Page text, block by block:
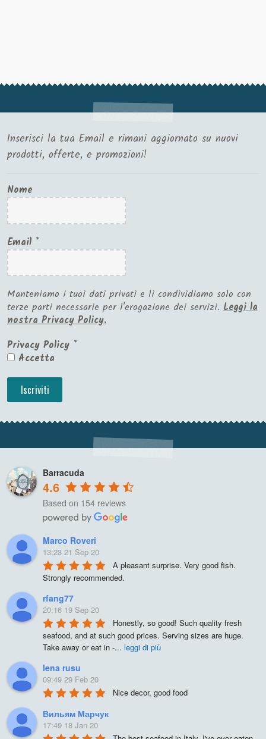
Inserisci la tua Email e rimani aggiornato su nuovi
prodotti, offerte, e promozioni!
Nome
Email *
Manteniamo i tuoi dati privati e li condividiamo solo con
terze parti necessarie per l'erogazione dei servizi. Leggi la
nostra Privacy Policy.
Privacy Policy *
Accetta
Barracuda
4.6
Based on 154 reviews
Marco Roveri
13:23 21 Sep 20
A pleasant surprise. Very good fish.
Strongly recommended.
rfang77
20:16 19 Sep 20
Honestly, so good! Such quality fresh
seafood, and at such good prices. Serving sizes are huge.
Take away or eat in -... leggi di più
lena rusu
09:49 29 Feb 20
Nice decor, good food
Вильям Марчук
17:49 18 Jan 20